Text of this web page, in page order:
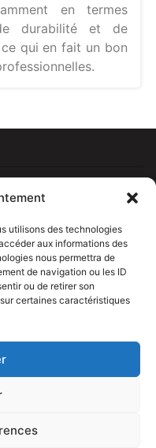
utilisons des technologies
aux informations des
nous permettra de
de navigation ou les ID
ou de retirer son
certaines caractéristiques
en termes
durabilité et de
ce qui en fait un bon
–Mentions légales–
–
– 76000 Rouen